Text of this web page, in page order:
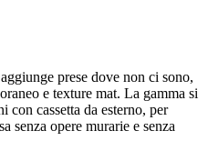
prese dove non ci sono,
e texture mat. La gamma si
cassetta da esterno, per
senza opere murarie e senza